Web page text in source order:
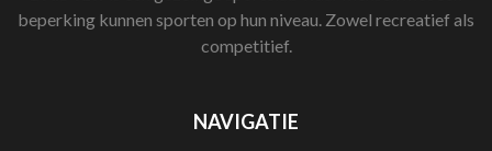
beperking kunnen sporten op hun niveau. Zowel recreatief als
competitief.
NAVIGATIE